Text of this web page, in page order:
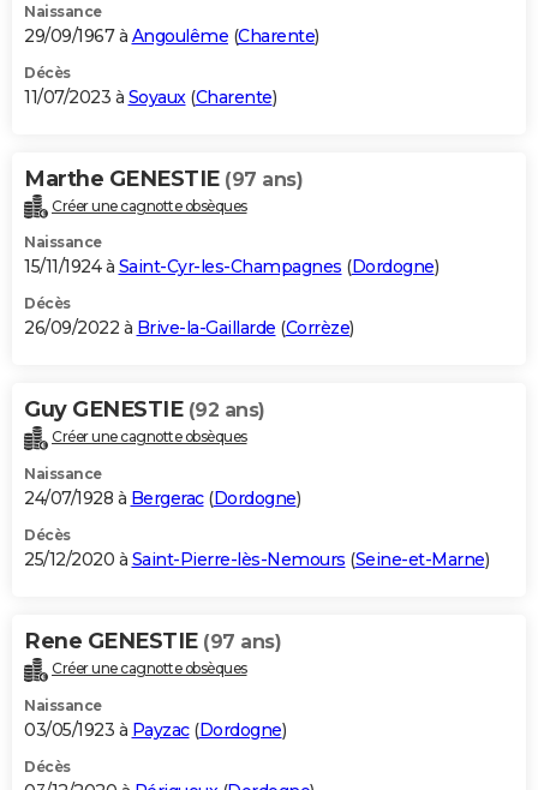
Naissance
29/09/1967 à Angoulême (Charente)
Décès
11/07/2023 à Soyaux (Charente)
Marthe GENESTIE (97 ans)
Créer une cagnotte obsèques
Naissance
15/11/1924 à Saint-Cyr-les-Champagnes (Dordogne)
Décès
26/09/2022 à Brive-la-Gaillarde (Corrèze)
Guy GENESTIE (92 ans)
Créer une cagnotte obsèques
Naissance
24/07/1928 à Bergerac(Dordogne)
Décès
25/12/2020 à Saint-Pierre-lès-Nemours (Seine-et-Marne)
Rene GENESTIE (97 ans)
Créer une cagnotte obsèques
Naissance
03/05/1923 à Payzac(Dordogne)
Décès